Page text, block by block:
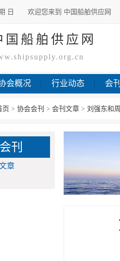
日 欢迎您来到 中国船舶供应网
国船舶供应网
会概况 行业动态 会
页 > 协会会刊 > 会刊文章> 刘强东和
刊
章